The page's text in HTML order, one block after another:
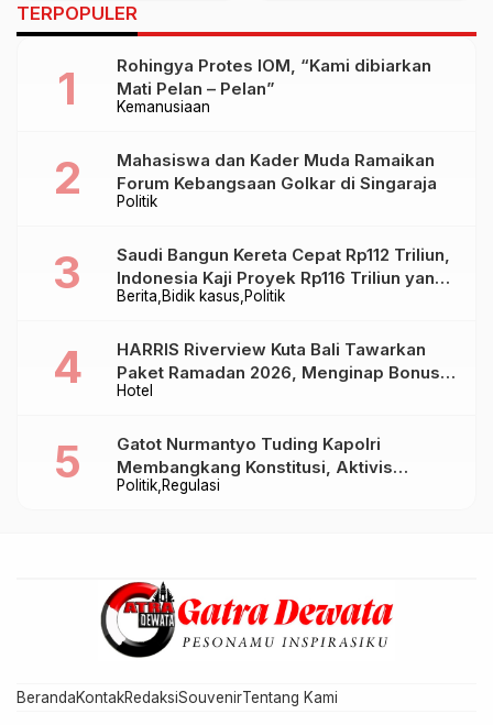
Tuntas Oknum Penerbit
Izin
TERPOPULER
Kemanusiaan
Rohingya Protes IOM, “Kami dibiarkan
Mati Pelan – Pelan”
Politik
Mahasiswa dan Kader Muda Ramaikan
Forum Kebangsaan Golkar di Singaraja
Berita Bidik kasus Politik
Saudi Bangun Kereta Cepat Rp112 Triliun,
Indonesia Kaji Proyek Rp116 Triliun yang
Baru Sampai Bandung
Hotel
HARRIS Riverview Kuta Bali Tawarkan
Paket Ramadan 2026, Menginap Bonus
Takjil hingga Bukber Mulai Rp88.888
Politik Regulasi
Gatot Nurmantyo Tuding Kapolri
Membangkang Konstitusi, Aktivis
Tegaskan Polri Tak Punya Sejarah
BerandaKontakRedaksiSouvenirTentang Kami